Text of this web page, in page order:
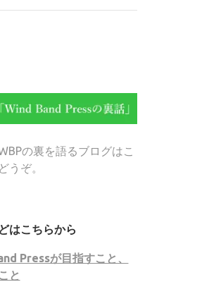
の裏を語るブログはこ
うぞ。
はこちらから
Pressが目指すこと、
と